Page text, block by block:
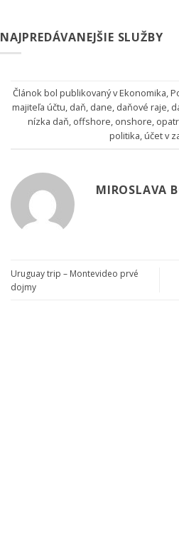
NAJPREDÁVANEJŠIE SLUŽBY
Článok bol publikovaný vEkonomika,
majiteľa účtu, daň, dane, daňové raje,
nízka daň, offshore, onshore,
politika,účet v
MIROSLAVA
Uruguay trip – Montevideo prvé
dojmy